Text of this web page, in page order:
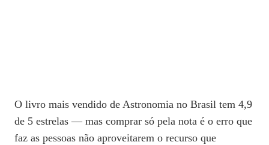
O livro mais vendido de Astronomia no Brasil tem 4,9
de 5 estrelas — mas comprar só pela nota é o erro que
faz as pessoas não aproveitarem o recurso que